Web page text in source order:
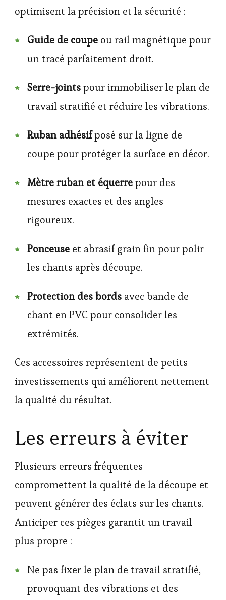
optimisent la précision et la sécurité :
Guide de coupe ou rail magnétique pour
un tracé parfaitement droit.
Serre-jointspour immobiliser le plan de
travail stratifié et réduire les vibrations.
Ruban adhésifposé sur la ligne de
coupe pour protéger la surface en décor.
Mètre ruban et équerrepour des
mesures exactes et des angles
rigoureux.
Ponceuse et abrasif grain fin pour polir
les chants après découpe.
Protection des bords avec bande de
chant en PVC pour consolider les
extrémités.
Ces accessoires représentent de petits
investissements qui améliorent nettement
la qualité du résultat.
Les erreurs à éviter
Plusieurs erreurs fréquentes
compromettent la qualité de la découpe et
peuvent générer des éclats sur les chants.
Anticiper ces pièges garantit un travail
plus propre :
Ne pas fixer le plan de travail stratifié,
provoquant des vibrations et des